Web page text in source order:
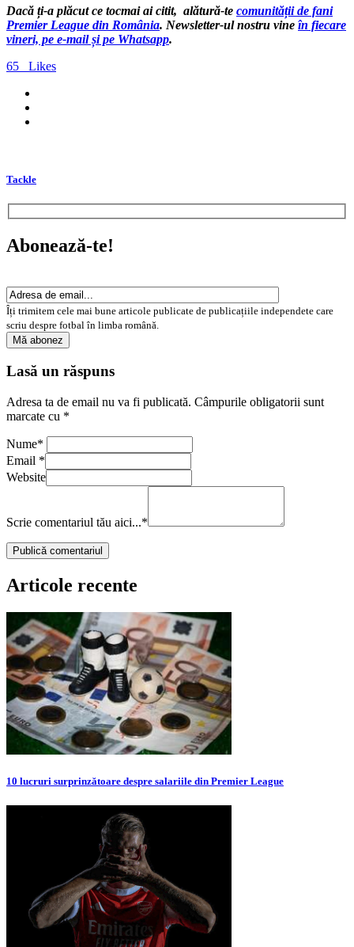
Dacă ți-a plăcut ce tocmai ai citit, alătură-te comunității de fani
Premier League din România. Newsletter-ul nostru vine în fiecare
vineri, pe e-mail și pe Whatsapp.
65
Likes
Tackle
Abonează-te!
Îți trimitem cele mai bune articole publicate de publicațiile independete care
scriu despre fotbal în limba română.
Lasă un răspuns
Adresa ta de email nu va fi publicată. Câmpurile obligatorii sunt
marcate cu *
Nume*
Email *
Website
Scrie comentariul tău aici...*
Articole recente
10 lucruri surprinzătoare despre salariile din Premier League